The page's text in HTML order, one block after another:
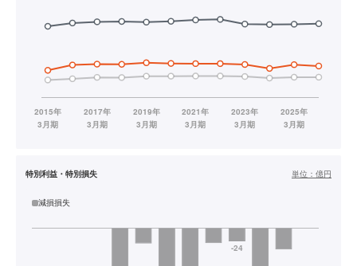
特別利益・特別損失 単位： 億円
減損損失